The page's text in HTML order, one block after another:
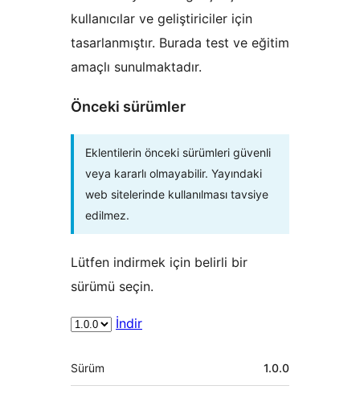
kullanıcılar ve geliştiriciler için
tasarlanmıştır. Burada test ve eğitim
amaçlı sunulmaktadır.
Önceki sürümler
Eklentilerin önceki sürümleri güvenli
veya kararlı olmayabilir. Yayındaki
web sitelerinde kullanılması tavsiye
edilmez.
Lütfen indirmek için belirli bir
sürümü seçin.
İndir
Meta
Sürüm 1.0.0